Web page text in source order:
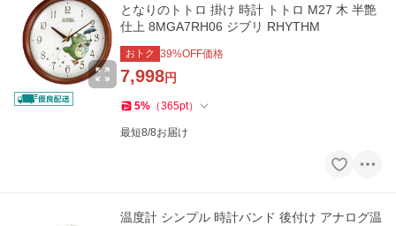
となりのトトロ 掛け 時計 トトロ M27 木 半艶
仕上 8MGA7RH06 ジブリ RHYTHM
おトク 39%OFF価格
7,998円
5% （365pt）
最短8/8お届け
温度計 シンプル 時計バンド 後付け アナログ温